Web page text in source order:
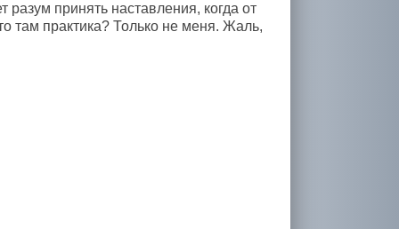
разум принять наставления, когда от
там практика? Только не меня. Жаль,